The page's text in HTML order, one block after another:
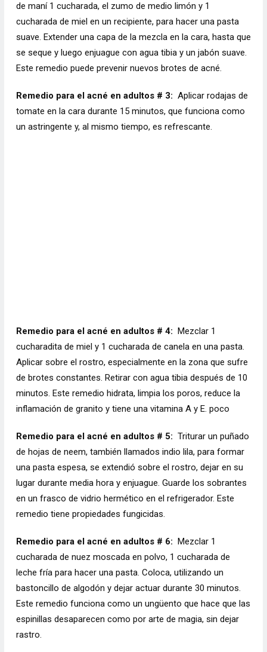
de maní 1 cucharada, el zumo de medio limón y 1
cucharada de miel en un recipiente, para hacer una pasta
suave. Extender una capa de la mezcla en la cara, hasta que
se seque y luego enjuague con agua tibia y un jabón suave.
Este remedio puede prevenir nuevos brotes de acné.
Remedio para el acné en adultos # 3: Aplicar rodajas de
tomate en la cara durante 15 minutos, que funciona como
un astringente y, al mismo tiempo, es refrescante.
Remedio para el acné en adultos # 4: Mezclar 1
cucharadita de miel y 1 cucharada de canela en una pasta.
Aplicar sobre el rostro, especialmente en la zona que sufre
de brotes constantes. Retirar con agua tibia después de 10
minutos. Este remedio hidrata, limpia los poros, reduce la
inflamación de granito y tiene una vitamina A y E. poco
Remedio para el acné en adultos # 5: Triturar un puñado
de hojas de neem, también llamados indio lila, para formar
una pasta espesa, se extendió sobre el rostro, dejar en su
lugar durante media hora y enjuague. Guarde los sobrantes
en un frasco de vidrio hermético en el refrigerador. Este
remedio tiene propiedades fungicidas.
Remedio para el acné en adultos # 6: Mezclar 1
cucharada de nuez moscada en polvo, 1 cucharada de
leche fría para hacer una pasta. Coloca, utilizando un
bastoncillo de algodón y dejar actuar durante 30 minutos.
Este remedio funciona como un ungüento que hace que las
espinillas desaparecen como por arte de magia, sin dejar
rastro.